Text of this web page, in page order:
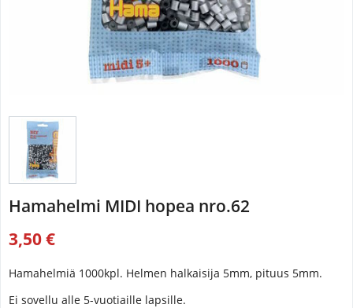
Hamahelmi MIDI hopea nro.62
3,50 €
Hamahelmiä 1000kpl. Helmen halkaisija 5mm, pituus 5mm.
Ei sovellu alle 5-vuotiaille lapsille.